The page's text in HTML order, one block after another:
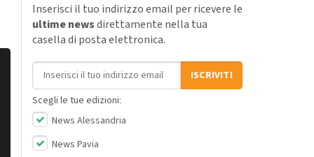
Inserisci il tuo indirizzo email per ricevere le
ultime newsdirettamente nella tua
casella di posta elettronica.
Indirizzo email
ISCRIVITI
Scegli le tue edizioni:
News Alessandria
News Pavia